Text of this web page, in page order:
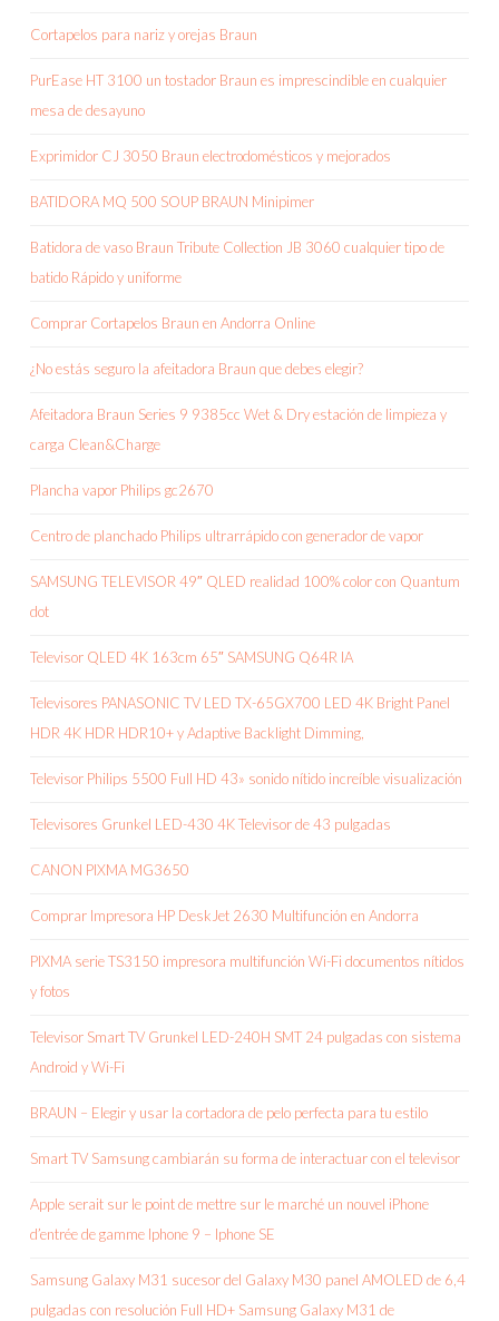
Cortapelos para nariz y orejas Braun
PurEase HT 3100 un tostador Braun es imprescindible en cualquier
mesa de desayuno
Exprimidor CJ 3050 Braun electrodomésticos y mejorados
BATIDORA MQ 500 SOUP BRAUN Minipimer
Batidora de vaso Braun Tribute Collection JB 3060 cualquier tipo de
batido Rápido y uniforme
Comprar Cortapelos Braun en Andorra Online
¿No estás seguro la afeitadora Braun que debes elegir?
Afeitadora Braun Series 9 9385cc Wet & Dry estación de limpieza y
carga Clean&Charge
Plancha vapor Philips gc2670
Centro de planchado Philips ultrarrápido con generador de vapor
SAMSUNG TELEVISOR 49″ QLED realidad 100% color con Quantum
dot
Televisor QLED 4K 163cm 65″ SAMSUNG Q64R IA
Televisores PANASONIC TV LED TX-65GX700 LED 4K Bright Panel
HDR 4K HDR HDR10+ y Adaptive Backlight Dimming,
Televisor Philips 5500 Full HD 43» sonido nítido increíble visualización
Televisores Grunkel LED-430 4K Televisor de 43 pulgadas
CANON PIXMA MG3650
Comprar Impresora HP DeskJet 2630 Multifunción en Andorra
PIXMA serie TS3150 impresora multifunción Wi-Fi documentos nítidos
y fotos
Televisor Smart TV Grunkel LED-240H SMT 24 pulgadas con sistema
Android y Wi-Fi
BRAUN – Elegir y usar la cortadora de pelo perfecta para tu estilo
Smart TV Samsung cambiarán su forma de interactuar con el televisor
Apple serait sur le point de mettre sur le marché un nouvel iPhone
d’entrée de gamme Iphone 9 – Iphone SE
Samsung Galaxy M31 sucesor del Galaxy M30 panel AMOLED de 6,4
pulgadas con resolución Full HD+ Samsung Galaxy M31 de